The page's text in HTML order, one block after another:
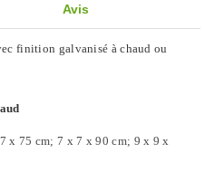
Avis
finition galvanisé à chaud ou
x 75 cm; 7 x 7 x 90 cm; 9 x 9 x